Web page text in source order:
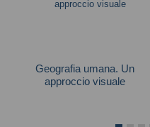
Geografia umana. Un
approccio visuale